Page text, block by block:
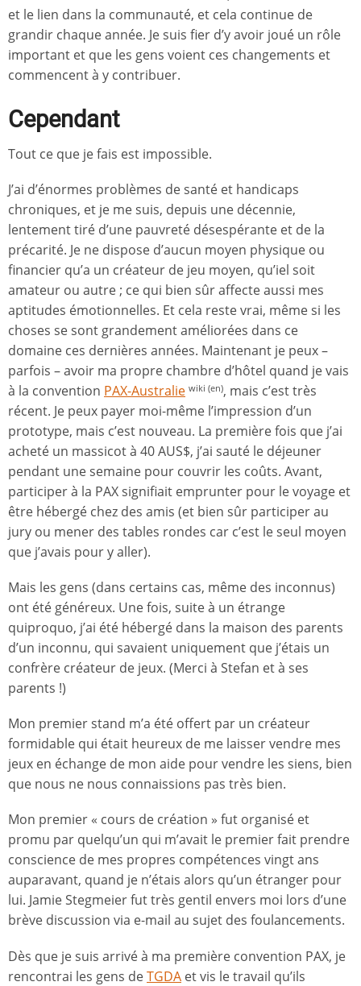
et le lien dans la communauté, et cela continue de
grandir chaque année. Je suis fier d’y avoir joué un rôle
important et que les gens voient ces changements et
commencent à y contribuer.
Cependant
Tout ce que je fais est impossible.
J’ai d’énormes problèmes de santé et handicaps
chroniques, et je me suis, depuis une décennie,
lentement tiré d’une pauvreté désespérante et de la
précarité. Je ne dispose d’aucun moyen physique ou
financier qu’a un créateur de jeu moyen, qu’iel soit
amateur ou autre ; ce qui bien sûr affecte aussi mes
aptitudes émotionnelles. Et cela reste vrai, même si les
choses se sont grandement améliorées dans ce
domaine ces dernières années. Maintenant je peux –
parfois – avoir ma propre chambre d’hôtel quand je vais
à la convention PAX-Australie wiki (en), mais c’est très
récent. Je peux payer moi-même l’impression d’un
prototype, mais c’est nouveau. La première fois que j’ai
acheté un massicot à 40 AUS$, j’ai sauté le déjeuner
pendant une semaine pour couvrir les coûts. Avant,
participer à la PAX signifiait emprunter pour le voyage et
être hébergé chez des amis (et bien sûr participer au
jury ou mener des tables rondes car c’est le seul moyen
que j’avais pour y aller).
Mais les gens (dans certains cas, même des inconnus)
ont été généreux. Une fois, suite à un étrange
quiproquo, j’ai été hébergé dans la maison des parents
d’un inconnu, qui savaient uniquement que j’étais un
confrère créateur de jeux. (Merci à Stefan et à ses
parents !)
Mon premier stand m’a été offert par un créateur
formidable qui était heureux de me laisser vendre mes
jeux en échange de mon aide pour vendre les siens, bien
que nous ne nous connaissions pas très bien.
Mon premier « cours de création » fut organisé et
promu par quelqu’un qui m’avait le premier fait prendre
conscience de mes propres compétences vingt ans
auparavant, quand je n’étais alors qu’un étranger pour
lui. Jamie Stegmeier fut très gentil envers moi lors d’une
brève discussion via e-mail au sujet des foulancements.
Dès que je suis arrivé à ma première convention PAX, je
rencontrai les gens deTGDA et vis le travail qu’ils